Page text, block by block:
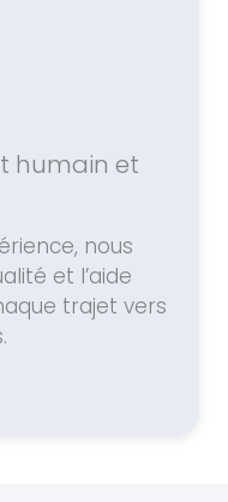
humain et
nous
et l’aide
trajet vers